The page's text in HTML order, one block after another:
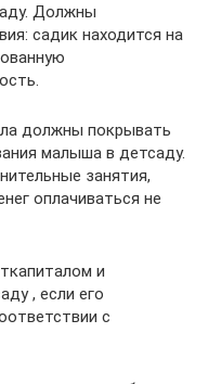
Должны
садик находится на
должны покрывать
малыша в детсаду.
занятия,
оплачиваться не
и
, если его
с